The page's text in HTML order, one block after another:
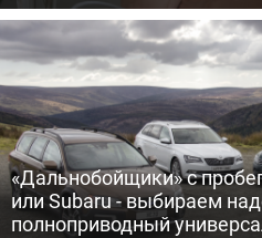
«Дальнобойщики» с
или Subaru - выбираем
полноприводный